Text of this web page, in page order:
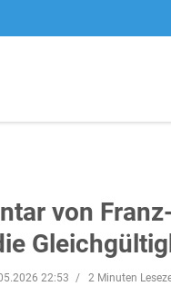
von
22:53 2 Minuten